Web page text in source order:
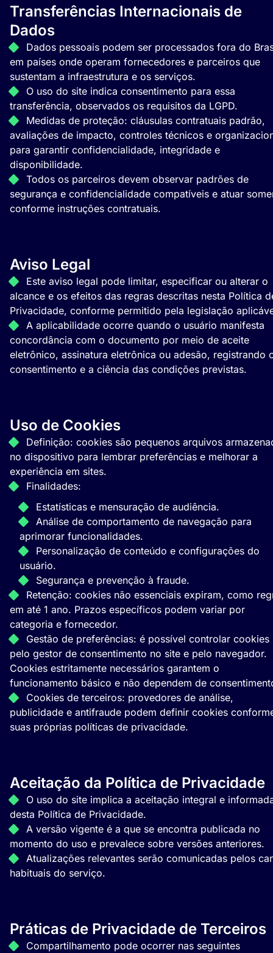
Transferências Internacionais de
Dados
Dados pessoais podem ser processados fora do
em países onde operam fornecedores e parceiros que
sustentam a infraestrutura e os serviços.
O uso do site indica consentimento para essa
transferência, observados os requisitos da LGPD.
Medidas de proteção: cláusulas contratuais padrão,
avaliações de impacto, controles técnicos e
para garantir confidencialidade, integridade e
disponibilidade.
Todos os parceiros devem observar padrões de
segurança e confidencialidade compatíveis e atuar
conforme instruções contratuais.
Aviso Legal
Este aviso legal pode limitar, especificar ou alterar o
alcance e os efeitos das regras descritas nesta Política
Privacidade, conforme permitido pela legislação
A aplicabilidade ocorre quando o usuário manifesta
concordância com o documento por meio de aceite
eletrônico, assinatura eletrônica ou adesão, registrando
consentimento e a ciência das condições previstas.
Uso de Cookies
Definição: cookies são pequenos arquivos
no dispositivo para lembrar preferências e melhorar a
experiência em sites.
Finalidades:
Estatísticas e mensuração de audiência.
Análise de comportamento de navegação para
aprimorar funcionalidades.
Personalização de conteúdo e configurações do
usuário.
Segurança e prevenção à fraude.
Retenção: cookies não essenciais expiram, como
em até 1 ano. Prazos específicos podem variar por
categoria e fornecedor.
Gestão de preferências: é possível controlar cookies
pelo gestor de consentimento no site e pelo navegador.
Cookies estritamente necessários garantem o
funcionamento básico e não dependem de
Cookies de terceiros: provedores de análise,
publicidade e antifraude podem definir cookies
suas próprias políticas de privacidade.
Aceitação da Política de Privacidade
O uso do site implica a aceitação integral e
desta Política de Privacidade.
A versão vigente é a que se encontra publicada no
momento do uso e prevalece sobre versões anteriores.
Atualizações relevantes serão comunicadas pelos
habituais do serviço.
Práticas de Privacidade de Terceiros
Compartilhamento pode ocorrer nas seguintes